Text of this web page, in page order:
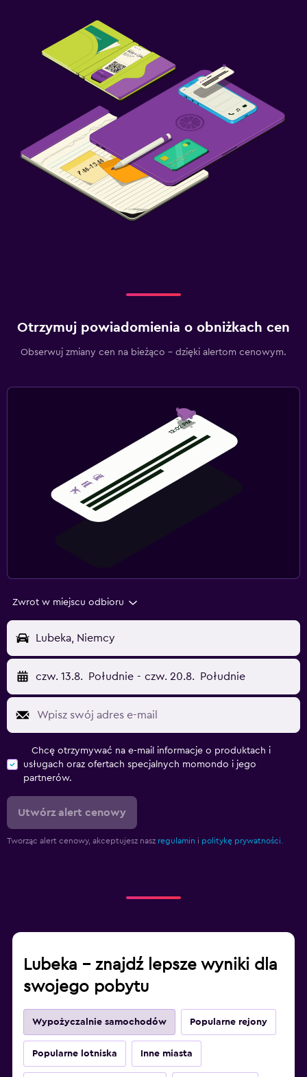
Otrzymuj powiadomienia o obniżkach cen
Obserwuj zmiany cen na bieżąco – dzięki alertom cenowym.
Zwrot w miejscu odbioru
Lubeka, Niemcy
czw. 13.8. Południe - czw. 20.8. Południe
Chcę otrzymywać na e-mail informacje o produktach i
usługach oraz ofertach specjalnych momondo i jego
partnerów.
Utwórz alert cenowy
Tworząc alert cenowy, akceptujesz nasz regulamin i politykę prywatności.
Lubeka – znajdź lepsze wyniki dla
swojego pobytu
Wypożyczalnie samochodów Popularne rejony
Popularne lotniska Inne miasta